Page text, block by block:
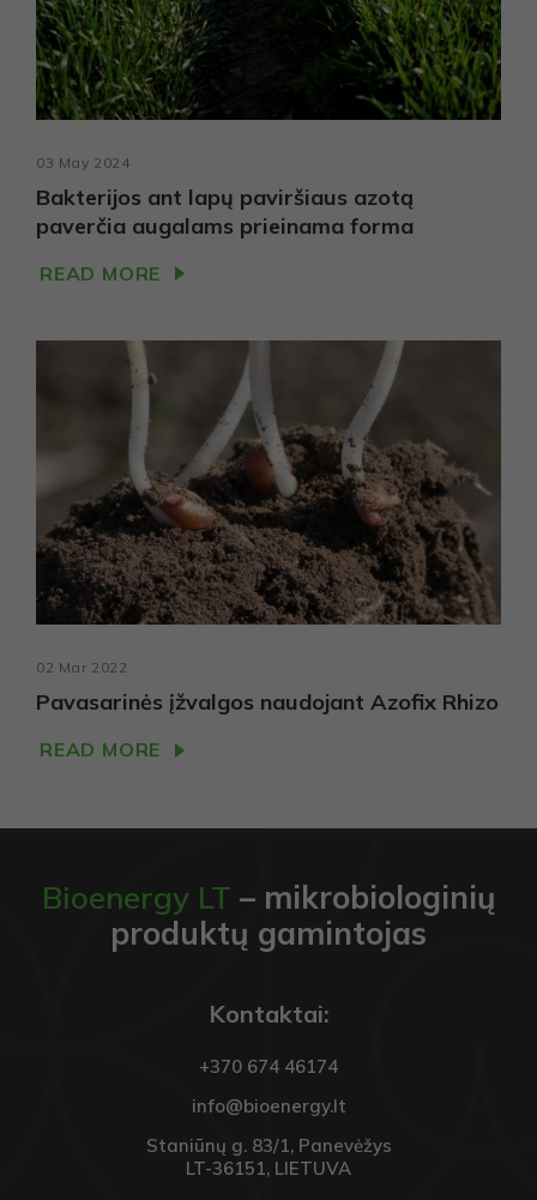
03 May 2024
Bakterijos ant lapų paviršiaus azotą
paverčia augalams prieinama forma
READ MORE
02 Mar 2022
Pavasarinės įžvalgos naudojant Azofix Rhizo
READ MORE
Bioenergy LT – mikrobiologinių
produktų gamintojas
Kontaktai:
+370 674 46174
info@bioenergy.lt
Staniūnų g. 83/1, Panevėžys
LT-36151, LIETUVA